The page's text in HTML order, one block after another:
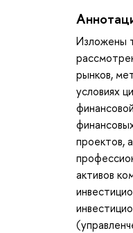
Изложены
рынков,
условиях
проектов,
активов